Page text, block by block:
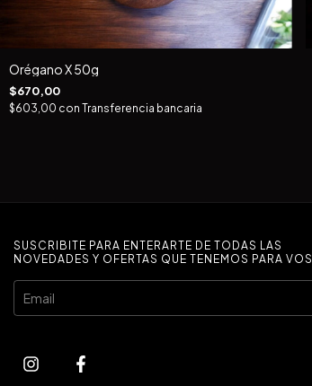
Orégano X 50g
$670,00
$603,00 con Transferencia bancaria
SUSCRIBITE PARA ENTERARTE DE TODAS LAS
NOVEDADES Y OFERTAS QUE TENEMOS PARA VOS